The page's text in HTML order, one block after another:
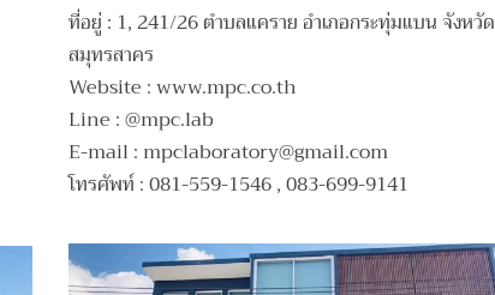
ที่อยู่ : 1, 241/26 ตําบลแคราย อําเภอกระทุ่มแบน จังหวัด
สมุทรสาคร
Website : www.mpc.co.th
Line : @mpc.lab
E-mail : mpclaboratory@gmail.com
โทรศัพท์ : 081-559-1546 , 083-699-9141